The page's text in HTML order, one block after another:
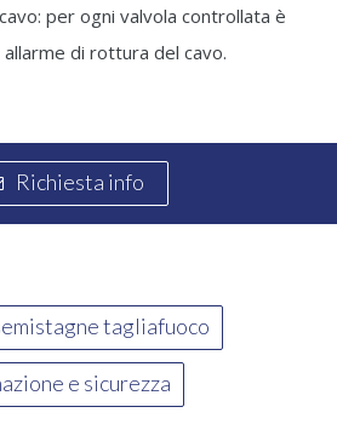
per ogni valvola controllata è
allarme di rottura del cavo.
Richiesta info
tagliafuoco
e sicurezza